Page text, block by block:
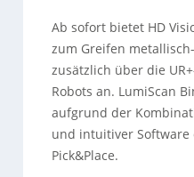
Ab sofort bietet HD
zum Greifen
zusätzlich über die
Robots an. LumiScan
aufgrund der
und intuitiver
Pick&Place.